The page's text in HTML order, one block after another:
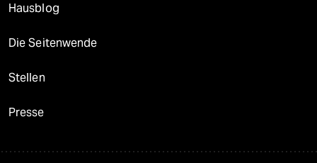
Hausblog
Die Seitenwende
Stellen
Presse